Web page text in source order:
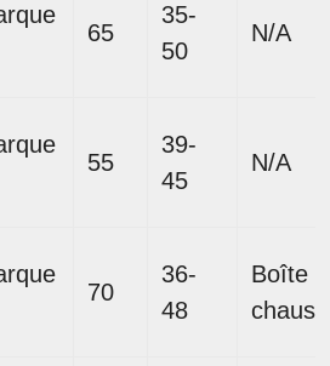
65
35-
50
N/A
55
39-
45
N/A
70
36-
48
Boîte à